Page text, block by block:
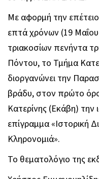
Με αφορμή την
επτά χρόνων (19
τριακοσίων πενήντα
Πόντου, το Τμήμα
διοργανώνει την
βράδυ, στον πρώτο
Κατερίνης (Εκάβη) την
επίγραμμα «Ιστορική
Κληρονομιά».
Το θεματολόγιο της